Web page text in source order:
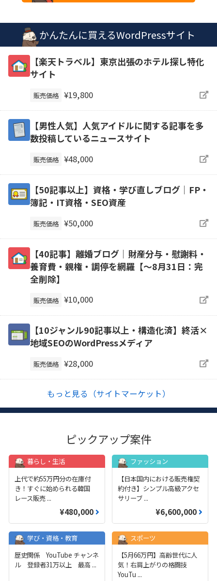
かんたんに買えるWordPressサイト
【楽天トラベル】東京出張のホテル探し特化
サイト
販売価格 ¥19,800
【男性人気】人気アイドルに関する記事を多
数投稿しているニュースサイト
販売価格 ¥48,000
【50記事以上】資格・学び直しブログ｜FP・
簿記・IT資格・SEO資産
販売価格 ¥50,000
【40記事】離婚ブログ｜財産分与・慰謝料・
養育費・親権・調停を網羅【～8月31日：完
全削除】
販売価格 ¥10,000
【10ジャンル90記事以上・構造化済】終活×
地域SEOのWordPressメディア
販売価格 ¥28,000
もっと見る（サイトマーケット）
ピックアップ案件
暮らし・生活
上代で約55万円分の在庫付
き！すぐに始められる韓国
レース販売 ...
¥480,000
ファッション
【日本国内における販売権契
約付き】シンプル高級アクセ
サリーブ ...
¥6,600,000
学び・資格・教育
歴史関係 YouTube チャンネ
ル 登録者31万以上 最高 ...
スポーツ
【5月66万円】高齢世代に人
気！右肩上がりの格闘技
YouTu ...